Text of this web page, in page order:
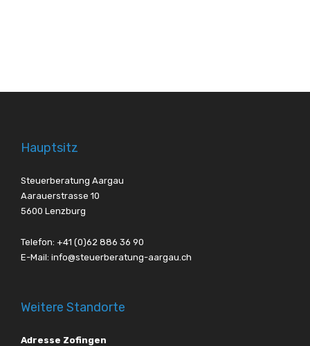
Hauptsitz
Steuerberatung Aargau
Aarauerstrasse 10
5600 Lenzburg
Telefon: +41 (0)62 886 36 90
E-Mail: info@steuerberatung-aargau.ch
Weitere Standorte
Adresse Zofingen